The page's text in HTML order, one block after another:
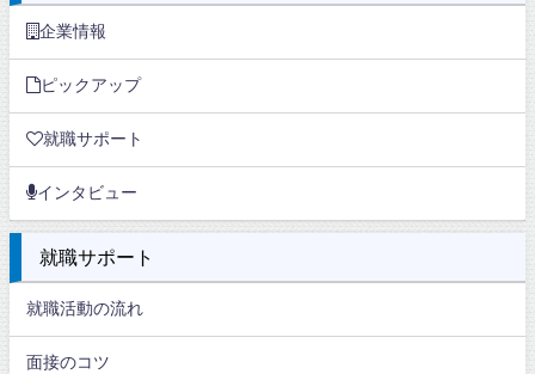
企業情報
ピックアップ
就職サポート
インタビュー
就職サポート
就職活動の流れ
面接のコツ